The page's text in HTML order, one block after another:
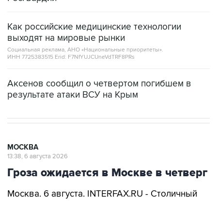
Как российские медицинские технологии
Социальная реклама, АНО «Национальные приоритеты».
ИНН 7725383515 Erid: F7NfYUJCUneVdTRF8PRs
Гроза ожидается в Москве в четверг
Москва. 6 августа. INTERFAX.RU - Столичный
предупреждает о грозе, которая ожидается в